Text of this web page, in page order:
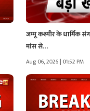
जम्मू कश्मीर के धार्मिक
मांस से…
Aug 06, 2026 | 01:52 PM